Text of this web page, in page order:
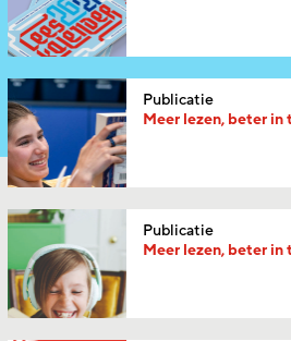
Publicatie
Meer lezen, beter in
Publicatie
Meer lezen, beter in